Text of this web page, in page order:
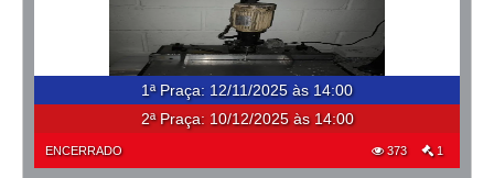
1ª Praça: 12/11/2025 às 14:00
2ª Praça: 10/12/2025 às 14:00
ENCERRADO 373 1